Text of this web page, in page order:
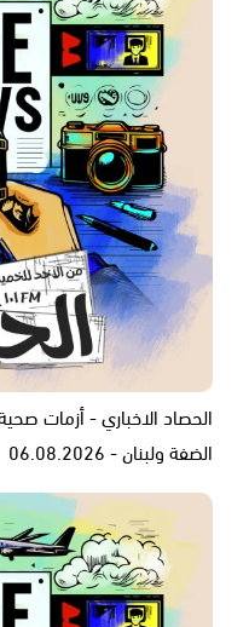
الحصاد الاخباري - أزمات
الضفة ولبنان - 06.08.2026